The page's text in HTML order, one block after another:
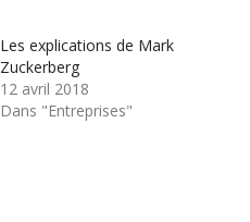
Les explications de Mark
Zuckerberg
12 avril 2018
Dans "Entreprises"